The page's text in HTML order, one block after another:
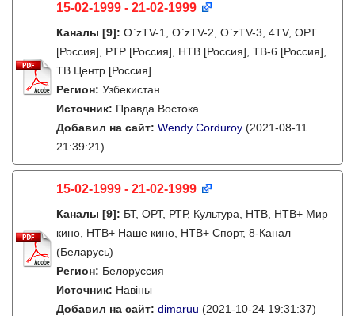
15-02-1999 - 21-02-1999
Каналы [9]: O`zTV-1, O`zTV-2, O`zTV-3, 4TV, ОРТ
[Россия], РТР [Россия], НТВ [Россия], ТВ-6 [Россия],
ТВ Центр [Россия]
Регион: Узбекистан
Источник: Правда Востока
Добавил на сайт: Wendy Corduroy (2021-08-11
21:39:21)
15-02-1999 - 21-02-1999
Каналы [9]: БТ, ОРТ, РТР, Культура, НТВ, НТВ+ Мир
кино, НТВ+ Наше кино, НТВ+ Cпорт, 8-Канал
(Беларусь)
Регион: Белоруссия
Источник: Навіны
Добавил на сайт: dimaruu (2021-10-24 19:31:37)